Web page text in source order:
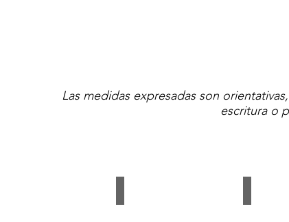
Las medidas expresadas son
escritura o